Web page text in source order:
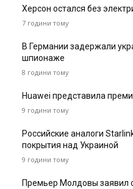
Херсон остался без
7 години тому
В Германии задержали
шпионаже
8 години тому
Huawei представила
9 години тому
Российские аналоги
покрытия над Украиной
9 години тому
Премьер Молдовы заявил